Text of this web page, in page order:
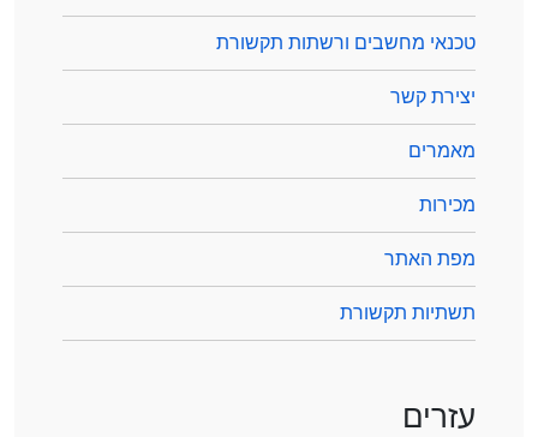
טכנאי מחשבים ורשתות תקשורת
יצירת קשר
מאמרים
מכירות
מפת האתר
תשתיות תקשורת
עזרים